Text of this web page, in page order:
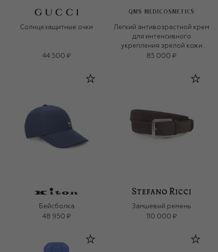
Солнцезащитные очки
44 500 ₽
QMS MEDICOSMETICS
Легкий антивозрастной крем
для интенсивного
укрепления зрелой кожи
«3D-коллаген» (50ml)
85 000 ₽
Бейсболка
48 950 ₽
Замшевый ремень
110 000 ₽